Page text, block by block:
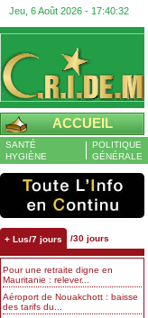
Jeu, 6 Août 2026 - 17:40:33
ACCUEIL
SANTÉ
HYGIÈNE
POLITIQUE
GÉNÉRALE
+ Lus/7 jours /30 jours
Pour une retraite digne en
Mauritanie : relever...
Aéroport de Nouakchott : baisse
des tarifs du...